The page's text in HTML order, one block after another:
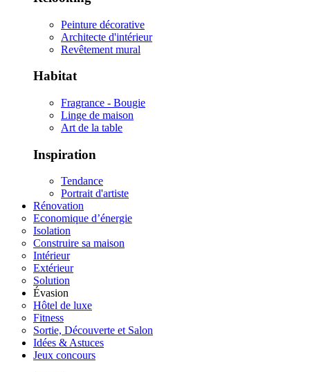
Peinture décorative
Architecte d'intérieur
Revêtement mural
Habitat
Fragrance - Bougie
Linge de maison
Art de la table
Inspiration
Tendance
Portrait d'artiste
Rénovation
Economique d’énergie
Isolation
Construire sa maison
Intérieur
Extérieur
Solution
Évasion
Hôtel de luxe
Fitness
Sortie, Découverte et Salon
Idées & Astuces
Jeux concours